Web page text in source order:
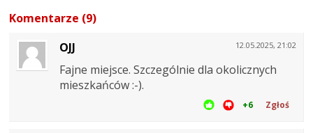
Komentarze (9)
12.05.2025, 21:02
OJJ
Fajne miejsce. Szczególnie dla okolicznych
mieszkańców :-).
+6 Zgłoś